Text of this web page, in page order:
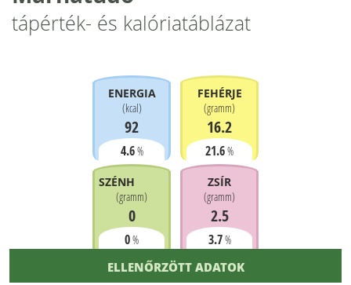
tápérték- és kalóriatáblázat
ENERGIA
(kcal)
92
4.6%
FEHÉRJE
(gramm)
16.2
21.6%
SZÉNHIDRÁT
(gramm)
0
0%
ZSÍR
(gramm)
2.5
3.7%
ELLENŐRZÖTT ADATOK